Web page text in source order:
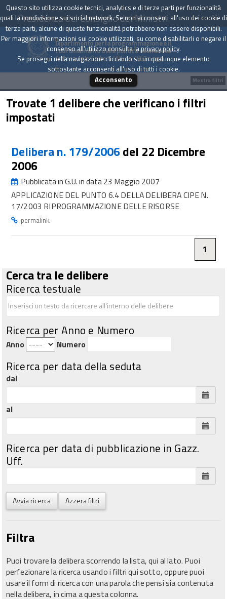
Presidenza del Consiglio dei Ministri
Dipartimento per la programmazione e il
coordinamento della politica economica
Archivio delle Delibere CIPE dal 1967 a oggi
Trovate 1 delibere che verificano i filtri
impostati
Delibera n. 179/2006del 22 Dicembre
2006
Pubblicata in G.U. in data 23 Maggio 2007
APPLICAZIONE DEL PUNTO 6.4 DELLA DELIBERA CIPE N.
17/2003 RIPROGRAMMAZIONE DELLE RISORSE
permalink.
1
Cerca tra le delibere
Ricerca testuale
Ricerca per Anno e Numero
Anno Numero
Ricerca per data della seduta
dal
al
Ricerca per data di pubblicazione in Gazz.
Uff.
Avvia ricerca Azzera filtri
Filtra
Puoi trovare la delibera scorrendo la lista, qui al lato. Puoi
perfezionare la ricerca usando i filtri qui sotto, oppure puoi
usare il form di ricerca con una parola che pensi sia contenuta
nella delibera, in cima a questa colonna.
Mostra filtri
Questo sito utilizza cookie tecnici, analytics e di terze parti per funzionalità
quali la condivisione sui social network. Se non acconsenti all'uso dei cookie di
terze parti, alcune di queste funzionalità potrebbero non essere disponibili.
Per maggiori informazioni sui cookie utilizzati, su come disabilitarli o negare il
consenso all'utilizzo consulta laprivacy policy.
Se prosegui nella navigazione cliccando su un qualunque elemento
sottostante acconsenti all'uso di tutti i cookie.
Acconsento